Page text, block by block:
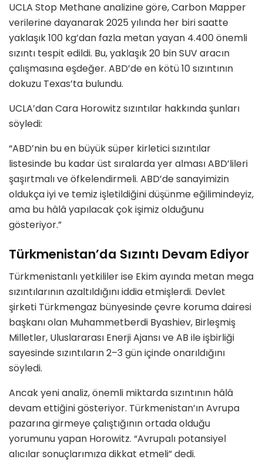
UCLA Stop Methane analizine göre, Carbon Mapper
verilerine dayanarak 2025 yılında her biri saatte
yaklaşık 100 kg’dan fazla metan yayan 4.400 önemli
sızıntı tespit edildi. Bu, yaklaşık 20 bin SUV aracın
çalışmasına eşdeğer. ABD’de en kötü 10 sızıntının
dokuzu Texas’ta bulundu.
UCLA’dan Cara Horowitz sızıntılar hakkında şunları
söyledi:
“ABD’nin bu en büyük süper kirletici sızıntılar
listesinde bu kadar üst sıralarda yer alması ABD’lileri
şaşırtmalı ve öfkelendirmeli. ABD’de sanayimizin
oldukça iyi ve temiz işletildiğini düşünme eğilimindeyiz,
ama bu hâlâ yapılacak çok işimiz olduğunu
gösteriyor.”
Türkmenistan’da Sızıntı Devam Ediyor
Türkmenistanlı yetkililer ise Ekim ayında metan mega
sızıntılarının azaltıldığını iddia etmişlerdi. Devlet
şirketi Türkmengaz bünyesinde çevre koruma dairesi
başkanı olan Muhammetberdi Byashiev, Birleşmiş
Milletler, Uluslararası Enerji Ajansı ve AB ile işbirliği
sayesinde sızıntıların 2–3 gün içinde onarıldığını
söyledi.
Ancak yeni analiz, önemli miktarda sızıntının hâlâ
devam ettiğini gösteriyor. Türkmenistan’ın Avrupa
pazarına girmeye çalıştığının ortada olduğu
yorumunu yapan Horowitz. “Avrupalı potansiyel
alıcılar sonuçlarımıza dikkat etmeli” dedi.